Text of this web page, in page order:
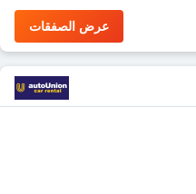
عرض الصفقات